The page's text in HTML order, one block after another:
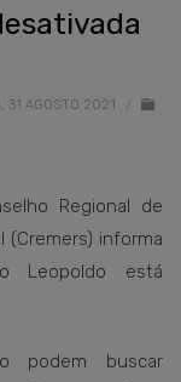
31 AGOSTO 2021 /
Regional de
(Cremers) informa
Leopoldo está
podem buscar